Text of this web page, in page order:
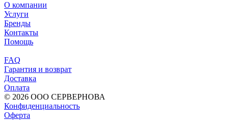
О компании
Услуги
Бренды
Контакты
Помощь
FAQ
Гарантия и возврат
Доставка
Оплата
© 2026 ООО СЕРВЕРНОВА
Конфиденциальность
Оферта